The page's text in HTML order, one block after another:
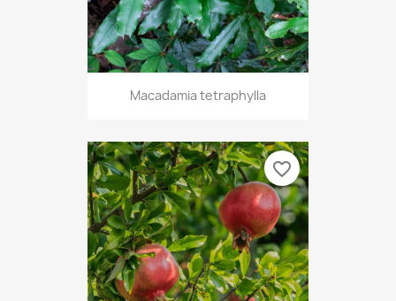
Macadamia tetraphylla
favorite_border